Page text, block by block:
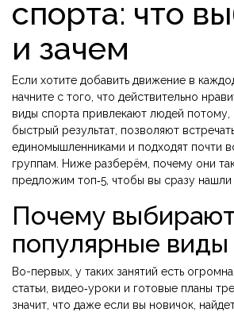
спорта: что
и зачем
Если хотите добавить движение в
начните с того, что действительно
виды спорта привлекают людей потому,
быстрый результат, позволяют
единомышленниками и подходят почти
группам. Ниже разберём, почему они
предложим топ‑5, чтобы вы сразу нашли
Почему выбирают
популярные виды
Во-первых, у таких занятий есть
статьи, видео‑уроки и готовые планы
значит, что даже если вы новичок,